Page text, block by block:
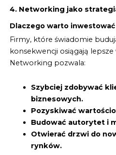
4. Networking jako
Dlaczego warto
Firmy, które świadomie
konsekwencji osiągają
Networking pozwala:
Szybciej zdobywać
biznesowych.
Pozyskiwać
Budować autorytet i
Otwierać drzwi do
rynków.